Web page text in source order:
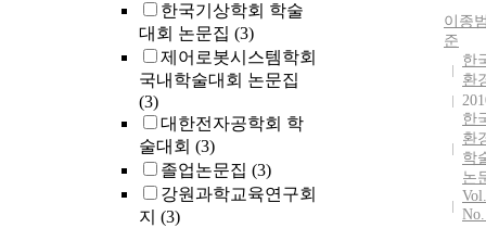
한국기상학회 학술
대회 논문집 (3)
제어로봇시스템학회
국내학술대회 논문집
(3)
대한전자공학회 학
술대회 (3)
졸업논문집 (3)
강원과학교육연구회
지 (3)
이종
준
한
환
한
환
학
논